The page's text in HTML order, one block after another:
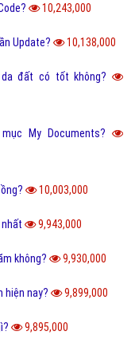
10,243,000
Update? 10,138,000
đất có tốt không?
My Documents?
10,003,000
nhất 9,943,000
không? 9,930,000
hiện nay? 9,899,000
9,895,000